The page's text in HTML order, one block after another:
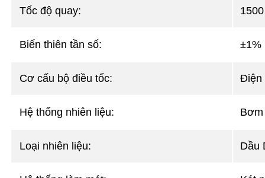
Tốc độ quay:
Biến thiên tần số: ±1%
Cơ cấu bộ điều tốc: Điện
Hệ thống nhiên liệu:
Loại nhiên liệu: Dầu